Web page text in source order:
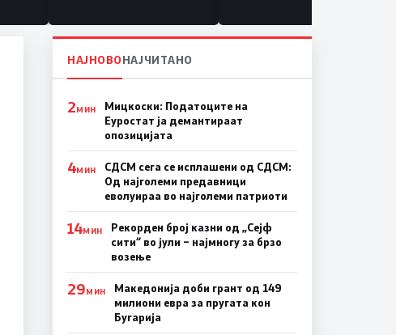
НАЈНОВОНАЈЧИТАНО
2МИН
Мицкоски: Податоците на
Еуростат ја демантираат
опозицијата
4МИН
СДСМ сега се исплашени од СДСМ:
Од најголеми предавници
еволуираа во најголеми патриоти
14МИН
Рекорден број казни од „Сејф
сити“ во јули – најмногу за брзо
возење
29МИН
Македонија доби грант од 149
милиони евра за пругата кон
Бугарија